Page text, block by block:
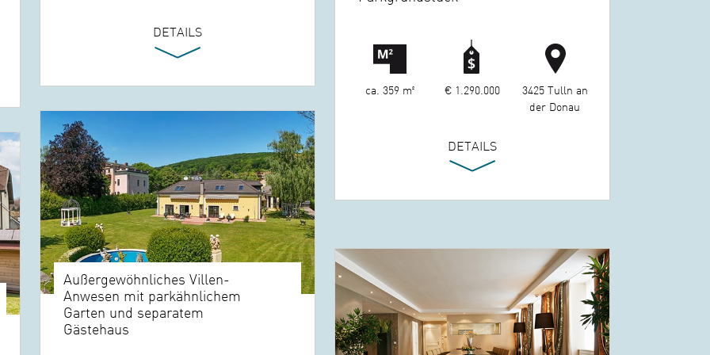
DETAILS
ca. 359 m² € 1.290.000
3425 Tulln an
der Donau
DETAILS
Außergewöhnliches Villen-
Anwesen mit parkähnlichem
Garten und separatem
Gästehaus